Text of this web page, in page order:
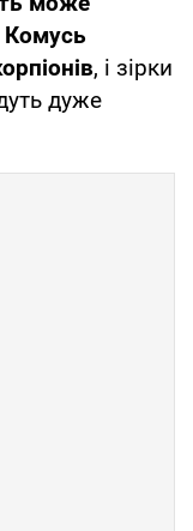
Комусь
, і зірки
дуже